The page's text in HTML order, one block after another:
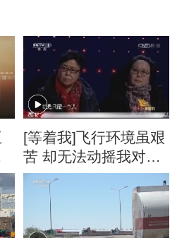
[等着我]飞行环境虽艰
苦 却无法动摇我对飞
行事业的热爱